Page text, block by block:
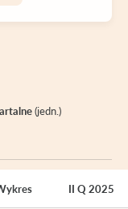
(jedn.)
II Q 2025